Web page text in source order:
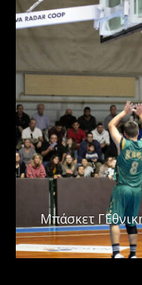
Μπάσκετ